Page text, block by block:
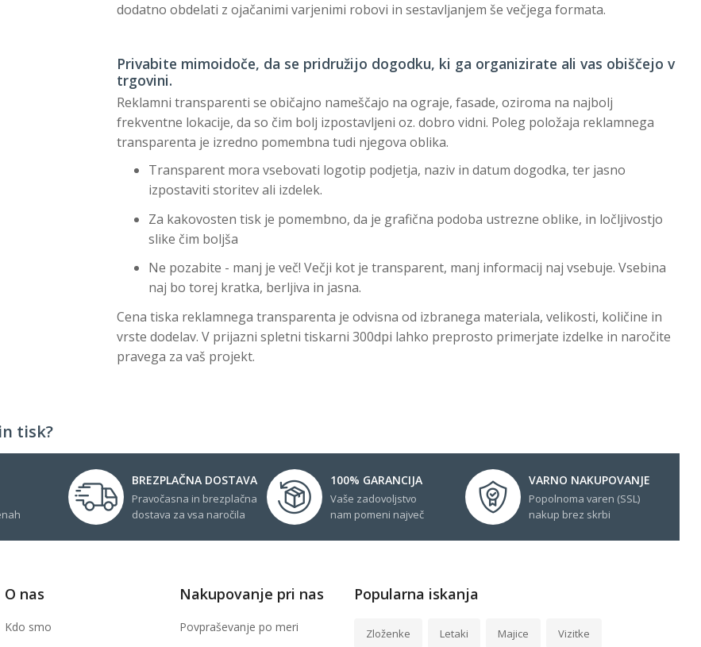
dodatno obdelati z ojačanimi varjenimi robovi in sestavljanjem še večjega formata.
Privabite mimoidoče, da se pridružijo dogodku, ki ga organizirate ali vas obiščejo v
trgovini.
Reklamni transparenti se običajno nameščajo na ograje, fasade, oziroma na najbolj
frekventne lokacije, da so čim bolj izpostavljeni oz. dobro vidni. Poleg položaja reklamnega
transparenta je izredno pomembna tudi njegova oblika.
Transparent mora vsebovati logotip podjetja, naziv in datum dogodka, ter jasno
izpostaviti storitev ali izdelek.
Za kakovosten tisk je pomembno, da je grafična podoba ustrezne oblike, in ločljivostjo
slike čim boljša
Ne pozabite - manj je več! Večji kot je transparent, manj informacij naj vsebuje. Vsebina
naj bo torej kratka, berljiva in jasna.
Cena tiska reklamnega transparenta je odvisna od izbranega materiala, velikosti, količine in
vrste dodelav. V prijazni spletni tiskarni 300dpi lahko preprosto primerjate izdelke in naročite
pravega za vaš projekt.
tisk?
BREZPLAČNA DOSTAVA
Pravočasna in brezplačna
dostava za vsa naročila
100% GARANCIJA
Vaše zadovoljstvo
nam pomeni največ
VARNO NAKUPOVANJE
Popolnoma varen (SSL)
nakup brez skrbi
O nas
Kdo smo
Nakupovanje pri nas
Povpraševanje po meri
Popularna iskanja
Zloženke Letaki Majice Vizitke